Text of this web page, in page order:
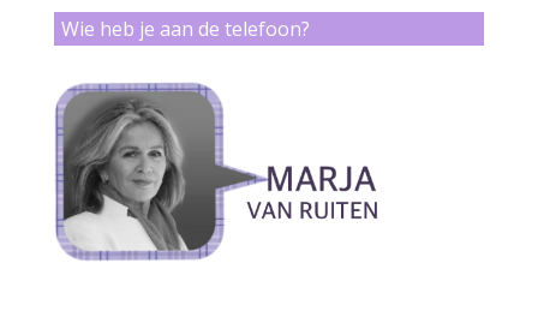
Wie heb je aan de telefoon?